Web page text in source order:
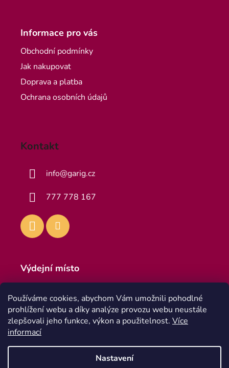
Používáme cookies, abychom Vám umožnili pohodlné
prohlížení webu a díky analýze provozu webu neustále
zlepšovali jeho funkce, výkon a použitelnost. Více
informací
Nastavení
Informace pro vás
Obchodní podmínky
Jak nakupovat
Doprava a platba
Ochrana osobních údajů
Kontakt
info@garig.cz
777 778 167
Výdejní místo
Výdejna
Teplická 916, 418 01 Bílina 1
Po - Pa 8:00 - 16:30